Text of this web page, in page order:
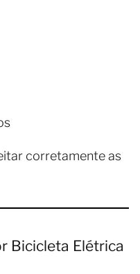
corretamente as
Bicicleta Elétrica